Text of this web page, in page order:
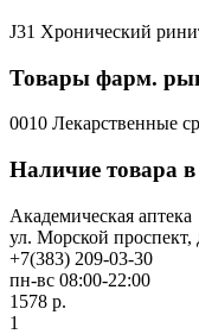
J31 Хронический
Товары фарм.
0010 Лекарственные
Наличие товара в
Академическая аптека
ул. Морской проспект,
+7(383) 209-03-30
пн-вс 08:00-22:00
1578 р.
1